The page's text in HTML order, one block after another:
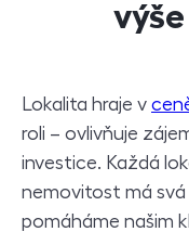
Lokalita hraje v
roli – ovlivňuje
investice. Každá
nemovitost má
pomáháme našim